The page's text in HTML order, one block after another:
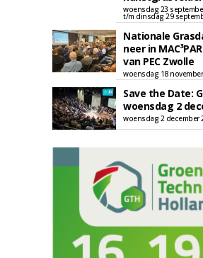
woensdag 23
t/m dinsdag 29
Nationale
neer in
van PEC Zwolle
woensdag 18
Save the Date:
woensdag 2
woensdag 2 december